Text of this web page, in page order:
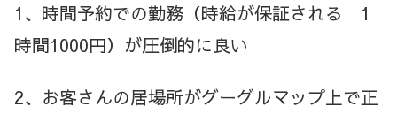
1、時間予約での勤務（時給が保証される 1
時間1000円）が圧倒的に良い
2、お客さんの居場所がグーグルマップ上で正